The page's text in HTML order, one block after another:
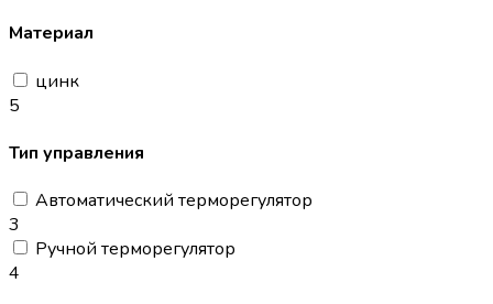
Материал
цинк
5
Тип управления
Автоматический терморегулятор
3
Ручной терморегулятор
4